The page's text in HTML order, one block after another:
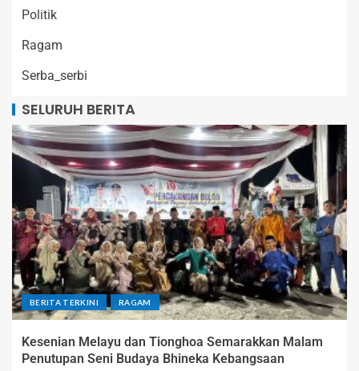
Politik
Ragam
Serba_serbi
SELURUH BERITA
BERITA TERKINI RAGAM
Kesenian Melayu dan Tionghoa Semarakkan Malam
Penutupan Seni Budaya Bhineka Kebangsaan